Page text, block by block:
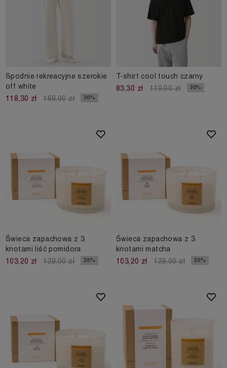
Spodnie rekreacyjne szerokie
off white
118,30 zł
169,00 zł 30%
T-shirt cool touch czarny
83,30 zł
119,00 zł 30%
Świeca zapachowa z 3
knotami liść pomidora
103,20 zł
129,00 zł 20%
Świeca zapachowa z 3
knotami matcha
103,20 zł
129,00 zł 20%